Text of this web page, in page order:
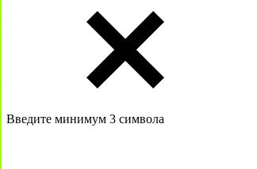
Введите минимум 3 символа